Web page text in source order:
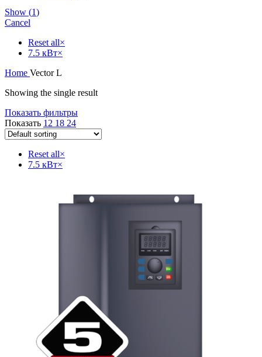
Show (1)
Cancel
Reset all×
7.5 кВт×
Home Vector L
Showing the single result
Показать фильтры
Показать 12 18 24
Reset all×
7.5 кВт×